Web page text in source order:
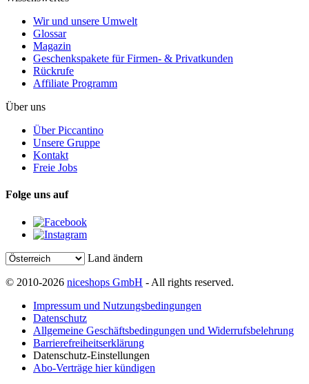
Wir und unsere Umwelt
Glossar
Magazin
Geschenkspakete für Firmen- & Privatkunden
Rückrufe
Affiliate Programm
Über uns
Über Piccantino
Unsere Gruppe
Kontakt
Freie Jobs
Folge uns auf
Land ändern
© 2010-2026 niceshops GmbH - All rights reserved.
Impressum und Nutzungsbedingungen
Datenschutz
Allgemeine Geschäftsbedingungen und Widerrufsbelehrung
Barrierefreiheitserklärung
Datenschutz-Einstellungen
Abo-Verträge hier kündigen